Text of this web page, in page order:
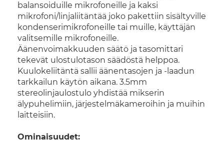
balansoiduille mikrofoneille ja kaksi
mikrofoni/linjaliitäntää joko pakettiin sisältyville
kondenserimikrofoneille tai muille, käyttäjän
valitsemille mikrofoneille.
Äänenvoimakkuuden säätö ja tasomittari
tekevät ulostulotason säädöstä helppoa.
Kuulokeliitäntä sallii äänentasojen ja -laadun
tarkkailun käytön aikana. 3.5mm
stereolinjaulostulo yhdistää mikserin
älypuhelimiin, järjestelmäkameroihin ja muihin
laitteisiin.
Ominaisuudet: